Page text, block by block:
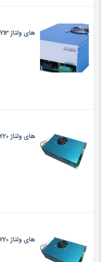
های ولتاژ DY13
های ولتاژ DY20
های ولتاژ DY20